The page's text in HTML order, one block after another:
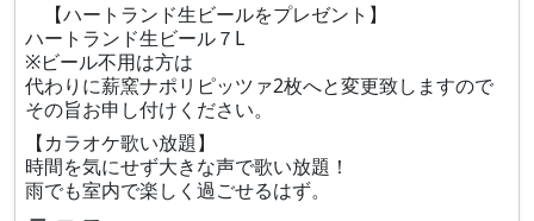
【ハートランド生ビールをプレゼント】
ハートランド生ビール７L
※ビール不用は方は
代わりに薪窯ナポリピッツァ2枚へと変更致しますので
その旨お申し付けください。
【カラオケ歌い放題】
時間を気にせず大きな声で歌い放題！
雨でも室内で楽しく過ごせるはず。